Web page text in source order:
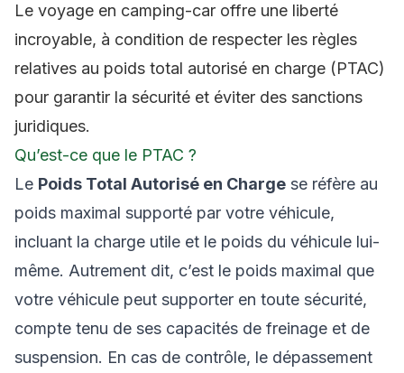
Le voyage en camping-car offre une liberté
incroyable, à condition de respecter les règles
relatives au poids total autorisé en charge (PTAC)
pour garantir la sécurité et éviter des sanctions
juridiques.
Qu’est-ce que le PTAC ?
Le Poids Total Autorisé en Charge se réfère au
poids maximal supporté par votre véhicule,
incluant la charge utile et le poids du véhicule lui-
même. Autrement dit, c’est le poids maximal que
votre véhicule peut supporter en toute sécurité,
compte tenu de ses capacités de freinage et de
suspension. En cas de contrôle, le dépassement